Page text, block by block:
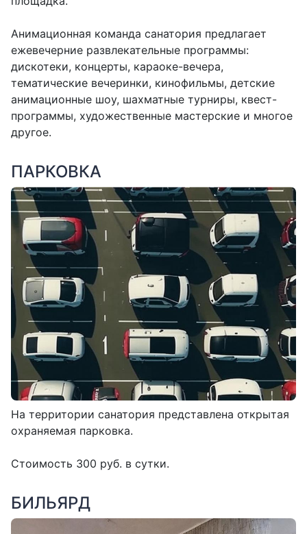
Анимационная команда санатория предлагает
ежевечерние развлекательные программы:
дискотеки, концерты, караоке-вечера,
тематические вечеринки, кинофильмы, детские
анимационные шоу, шахматные турниры, квест-
программы, художественные мастерские и многое
другое.
ПАРКОВКА
На территории санатория представлена открытая
охраняемая парковка.
Стоимость 300 руб. в сутки.
БИЛЬЯРД